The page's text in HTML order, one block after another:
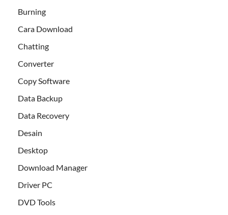
Burning
Cara Download
Chatting
Converter
Copy Software
Data Backup
Data Recovery
Desain
Desktop
Download Manager
Driver PC
DVD Tools